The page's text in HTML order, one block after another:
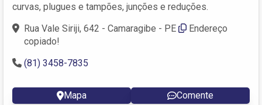
curvas, plugues e tampões, junções e reduções.
Rua Vale Siriji, 642 - Camaragibe - PE
Endereço
copiado!
(81) 3458-7835
Mapa Comente